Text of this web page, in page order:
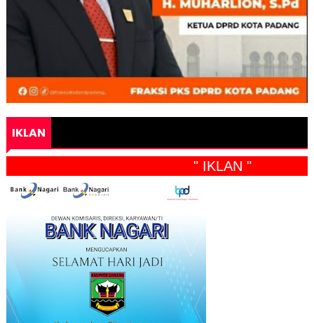
IKLAN
" IKLAN "